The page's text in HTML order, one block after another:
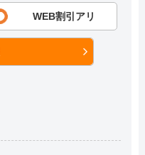
WEB割引アリ